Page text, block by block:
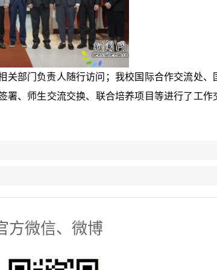
关部门负责人随行访问；我校国际合作交流处、
署、师生交流交换、联合培养项目等进行了工作
方微信、微博